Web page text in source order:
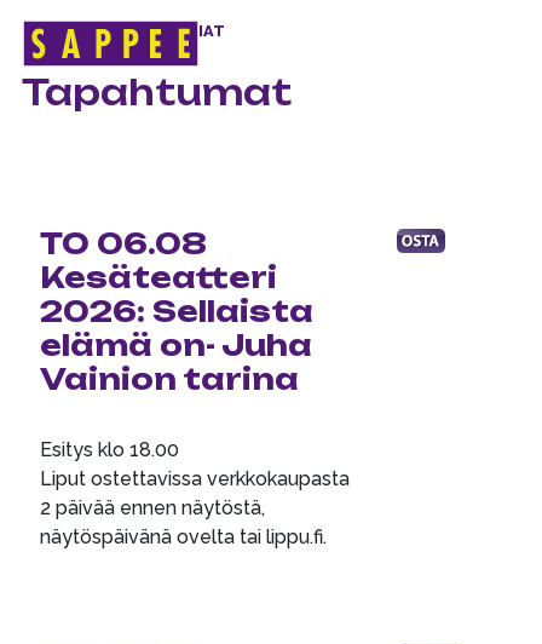
Päävalikko
ETUSIVU > TAPAHTUMAT
Tapahtumat
TO 06.08
Kesäteatteri
2026: Sellaista
elämä on- Juha
Vainion tarina
Esitys klo 18.00
Liput ostettavissa verkkokaupasta
2 päivää ennen näytöstä,
näytöspäivänä ovelta tai lippu.fi.